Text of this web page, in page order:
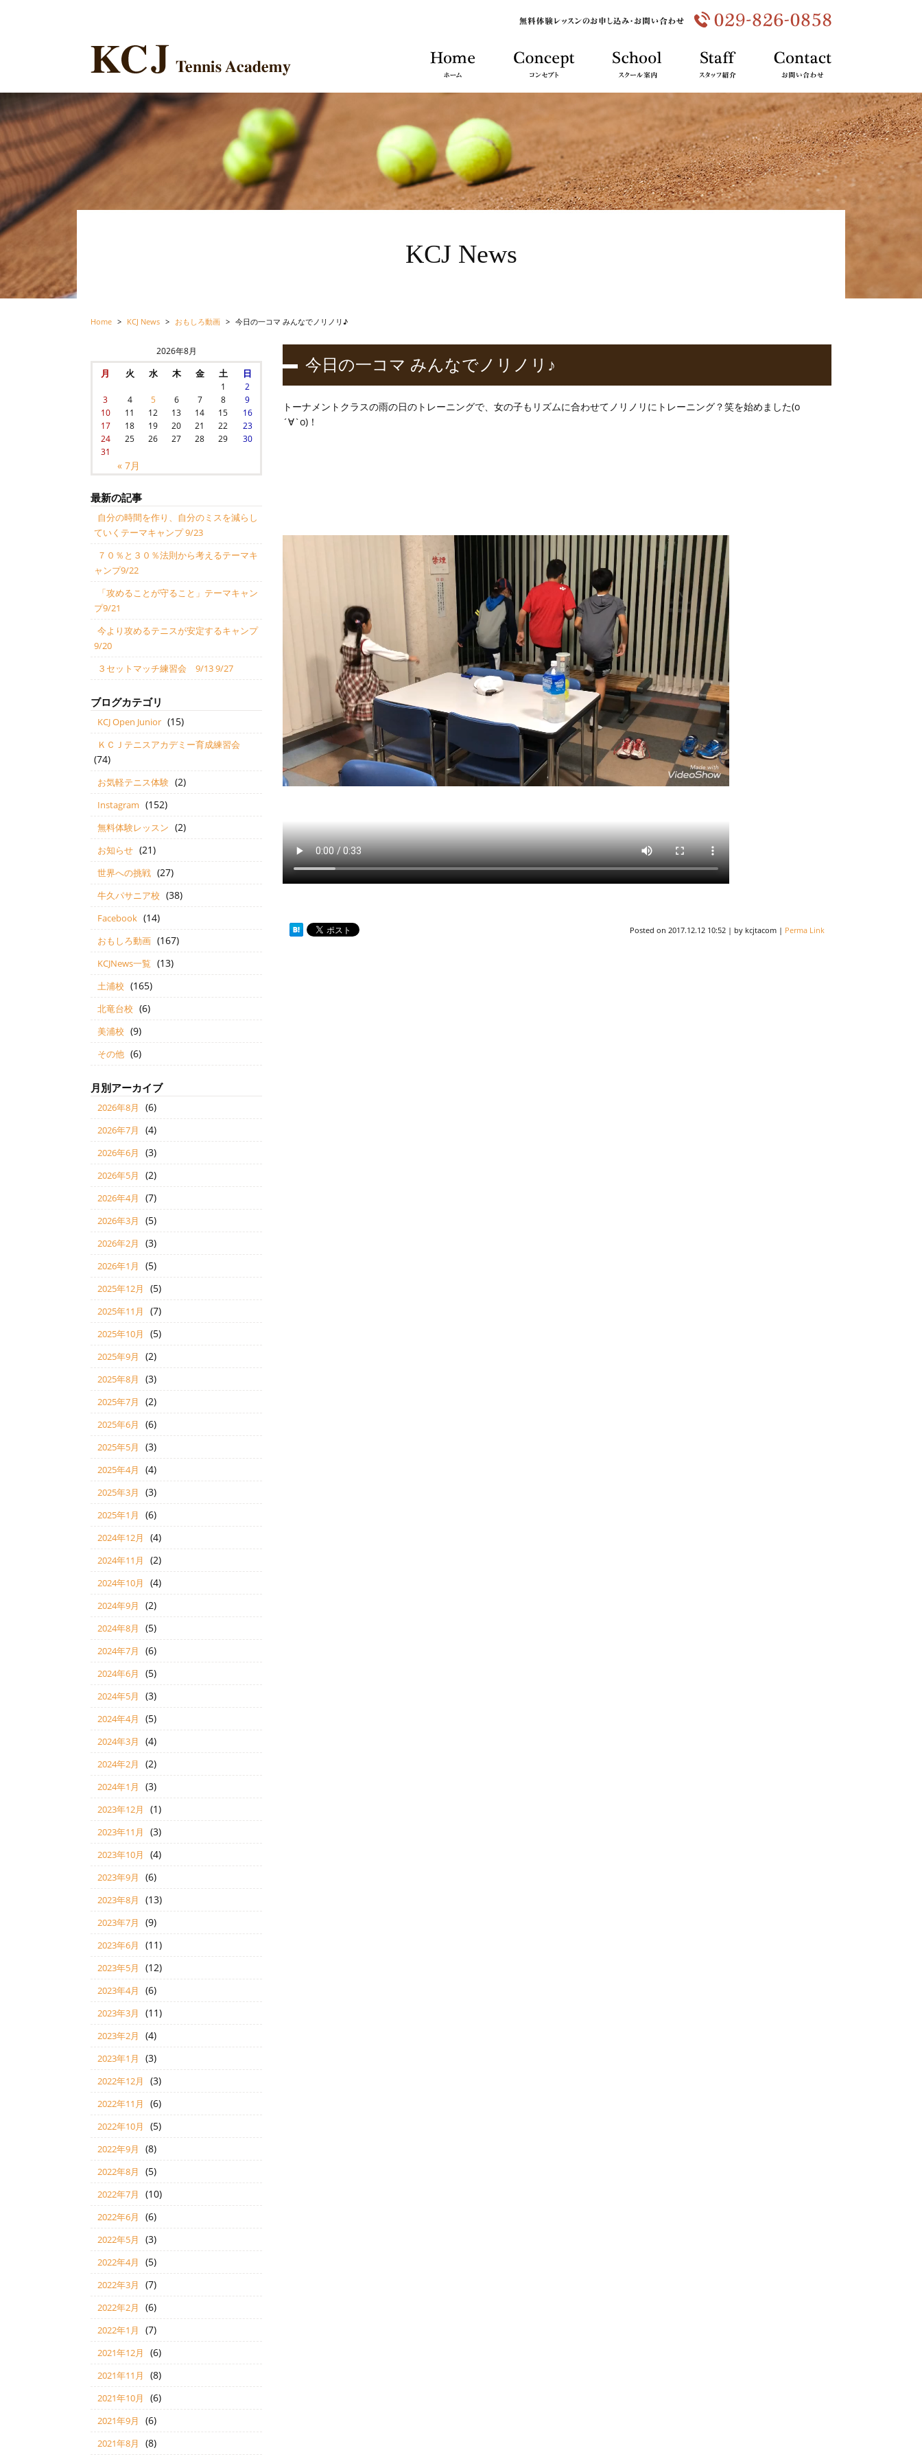
KCJ News
Home > KCJ News > おもしろ動画 > 今日の一コマ みんなでノリノリ♪
今日の一コマ みんなでノリノリ♪
トーナメントクラスの雨の日のトレーニングで、女の子もリズムに合わせてノリノリにトレーニング？笑を始めました(о
´∀`о)！
Posted on 2017.12.12 10:52 | by kcjtacom | Perma Link
2026年8月
月 火 水 木 金 土 日
« 7月
1
2
3
4 5 6 7 8
9
10
11 12 13 14 15
16
17
18 19 20 21 22
23
24
25 26 27 28 29
30
31
最新の記事
自分の時間を作り、自分のミスを減らし
ていくテーマキャンプ 9/23
７０％と３０％法則から考えるテーマキ
ャンプ9/22
「攻めることが守ること」テーマキャン
プ9/21
今より攻めるテニスが安定するキャンプ
9/20
３セットマッチ練習会 9/13 9/27
ブログカテゴリ
KCJ Open Junior (15)
ＫＣＪテニスアカデミー育成練習会
(74)
お気軽テニス体験 (2)
Instagram (152)
無料体験レッスン (2)
お知らせ (21)
世界への挑戦 (27)
牛久パサニア校 (38)
Facebook (14)
おもしろ動画 (167)
KCJNews一覧 (13)
土浦校 (165)
北竜台校 (6)
美浦校 (9)
その他 (6)
月別アーカイブ
2026年8月 (6)
2026年7月 (4)
2026年6月 (3)
2026年5月 (2)
2026年4月 (7)
2026年3月 (5)
2026年2月 (3)
2026年1月 (5)
2025年12月 (5)
2025年11月 (7)
2025年10月 (5)
2025年9月 (2)
2025年8月 (3)
2025年7月 (2)
2025年6月 (6)
2025年5月 (3)
2025年4月 (4)
2025年3月 (3)
2025年1月 (6)
2024年12月 (4)
2024年11月 (2)
2024年10月 (4)
2024年9月 (2)
2024年8月 (5)
2024年7月 (6)
2024年6月 (5)
2024年5月 (3)
2024年4月 (5)
2024年3月 (4)
2024年2月 (2)
2024年1月 (3)
2023年12月 (1)
2023年11月 (3)
2023年10月 (4)
2023年9月 (6)
2023年8月 (13)
2023年7月 (9)
2023年6月 (11)
2023年5月 (12)
2023年4月 (6)
2023年3月 (11)
2023年2月 (4)
2023年1月 (3)
2022年12月 (3)
2022年11月 (6)
2022年10月 (5)
2022年9月 (8)
2022年8月 (5)
2022年7月 (10)
2022年6月 (6)
2022年5月 (3)
2022年4月 (5)
2022年3月 (7)
2022年2月 (6)
2022年1月 (7)
2021年12月 (6)
2021年11月 (8)
2021年10月 (6)
2021年9月 (6)
2021年8月 (8)